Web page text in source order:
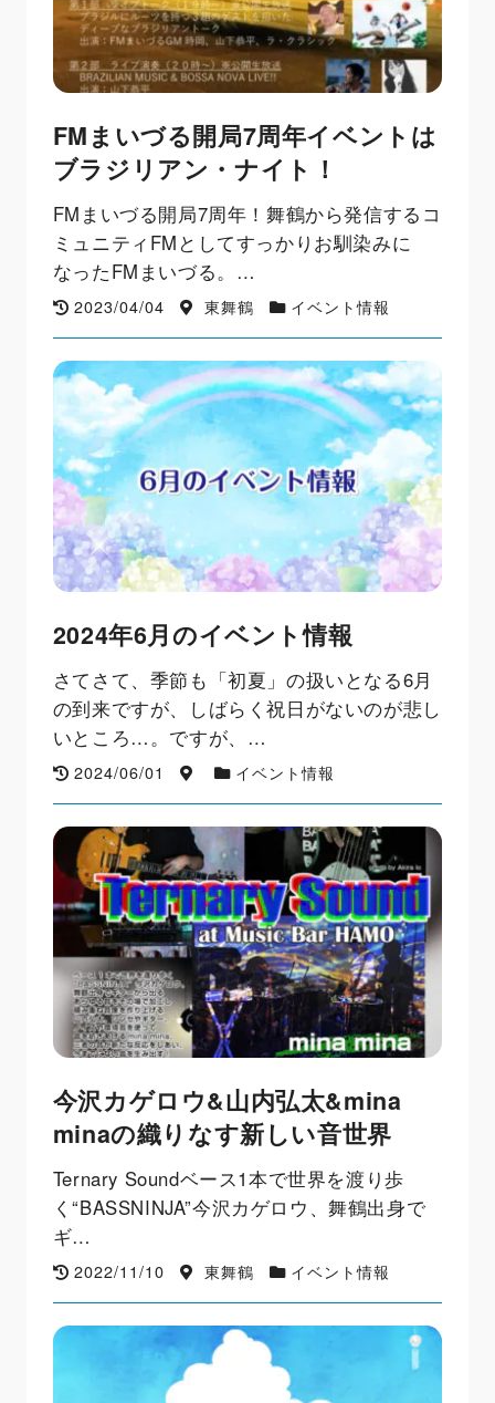
FMまいづる開局7周年イベントは
ブラジリアン・ナイト！
FMまいづる開局7周年！舞鶴から発信するコ
ミュニティFMとしてすっかりお馴染みに
なったFMまいづる。…
2023/04/04 東舞鶴 イベント情報
2024年6月のイベント情報
さてさて、季節も「初夏」の扱いとなる6月
の到来ですが、しばらく祝日がないのが悲し
いところ…。ですが、…
2024/06/01 イベント情報
今沢カゲロウ&山内弘太&mina
minaの織りなす新しい音世界
Ternary Soundベース1本で世界を渡り歩
く“BASSNINJA”今沢カゲロウ、舞鶴出身で
ギ…
2022/11/10 東舞鶴 イベント情報